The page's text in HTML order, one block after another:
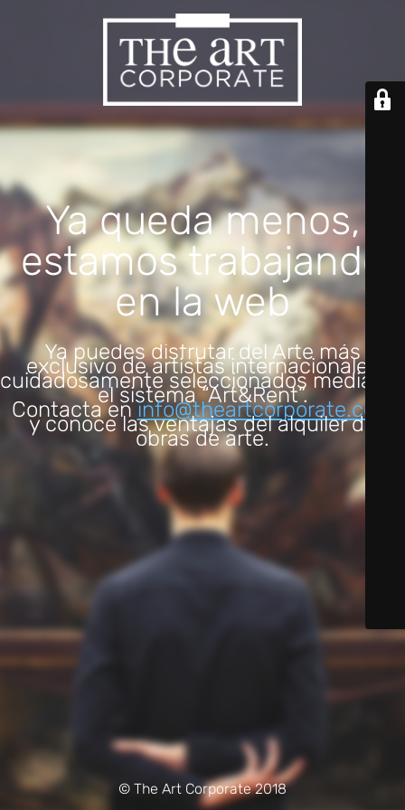
Ya queda menos,
estamos trabajando
en la web
Ya puedes disfrutar del Arte más
exclusivo de artistas internacionales
cuidadosamente seleccionados mediante
el sistema “Art&Rent”.
Contacta eninfo@theartcorporate.com
y conoce las ventajas del alquiler de
obras de arte.
© The Art Corporate 2018